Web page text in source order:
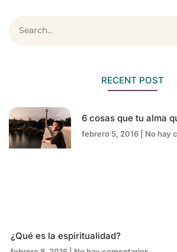
RECENT POST
6 cosas que tu alma
febrero 5, 2016 No hay
¿Qué es la espiritualidad?